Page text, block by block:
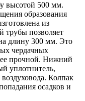
высотой 500 мм.
образования
из
трубы позволяет
длину 300 мм. Это
чердачных
прочной. Нижний
уплотнитель,
Колпак
осадков и